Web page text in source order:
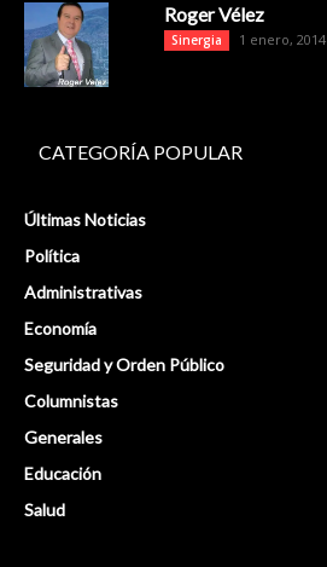
Roger Vélez
Sinergia 1 enero, 2014
CATEGORÍA POPULAR
Últimas Noticias
Política
Administrativas
Economía
Seguridad y Orden Público
Columnistas
Generales
Educación
Salud